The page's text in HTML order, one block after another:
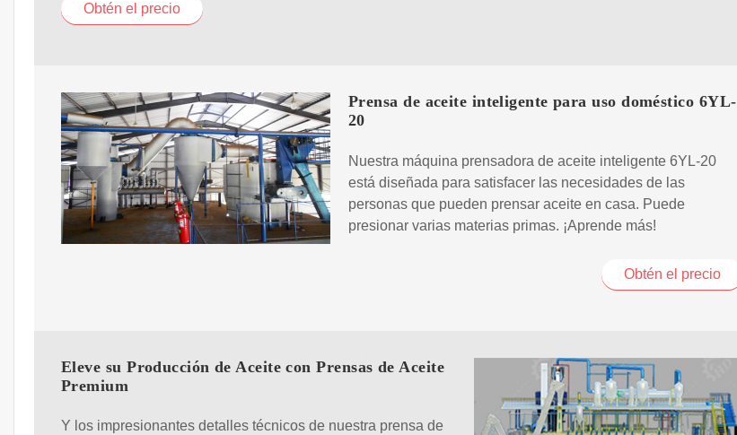
Obtén el precio
Prensa de aceite inteligente para uso doméstico 6YL-
20
Nuestra máquina prensadora de aceite inteligente 6YL-20
está diseñada para satisfacer las necesidades de las
personas que pueden prensar aceite en casa. Puede
presionar varias materias primas. ¡Aprende más!
Obtén el precio
Eleve su Producción de Aceite con Prensas de Aceite
Premium
Y los impresionantes detalles técnicos de nuestra prensa de